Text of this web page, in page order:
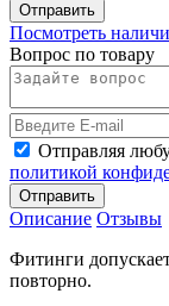
Отправить
Посмотреть
Вопрос по товару
Отправляя
политикой
Отправить
Описание Отзывы
Фитинги
повторно.